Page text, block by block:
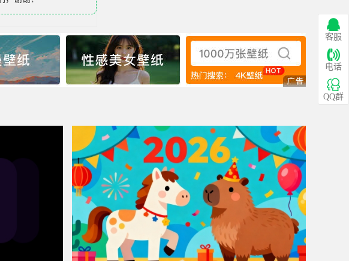
客服
电话
QQ群